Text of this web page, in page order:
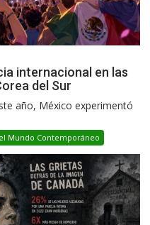
internacional en las
del Sur
año, México experimentó
Mundo Contemporáneo